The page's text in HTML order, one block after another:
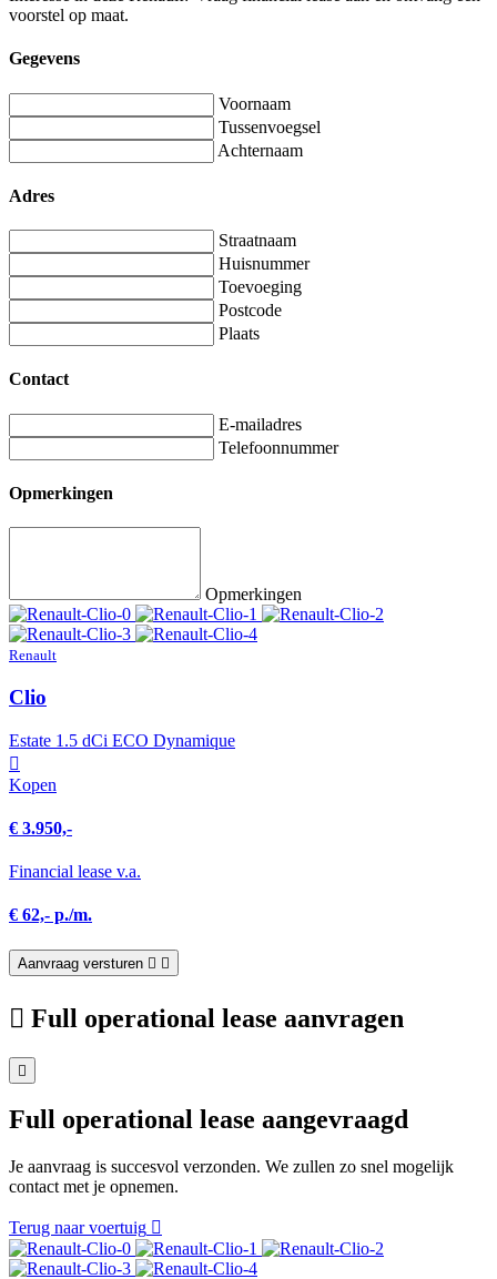
voorstel op maat.
Gegevens
Voornaam
Tussenvoegsel
Achternaam
Adres
Straatnaam
Huisnummer
Toevoeging
Postcode
Plaats
Contact
E-mailadres
Telefoonnummer
Opmerkingen
Opmerkingen
Renault
Clio
Estate 1.5 dCi ECO Dynamique
Kopen
€ 3.950,-
Financial lease v.a.
€ 62,- p./m.
Aanvraag versturen
Full operational lease aanvragen
Full operational lease aangevraagd
Je aanvraag is succesvol verzonden. We zullen zo snel mogelijk
contact met je opnemen.
Terug naar voertuig